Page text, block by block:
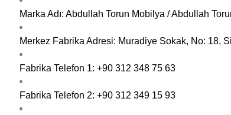
Marka Adı: Abdullah Torun Mobilya / Abdullah
Merkez Fabrika Adresi: Muradiye Sokak, No: 18,
Fabrika Telefon 1: +90 312 348 75 63
Fabrika Telefon 2: +90 312 349 15 93